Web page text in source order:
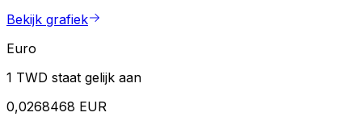
Bekijk grafiek
Euro
1 TWD staat gelijk aan
0,0268468 EUR